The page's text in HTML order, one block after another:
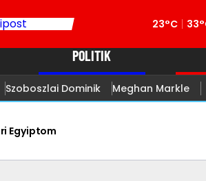
23°C
POLITIK
Szoboszlai Dominik Meghan Markle
Egyiptom